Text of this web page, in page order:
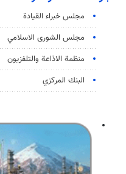
مجلس خبراء القيادة
مجلس الشورى الاسلامي
منظمة الاذاعة والتلفزیون
البنك المركزي